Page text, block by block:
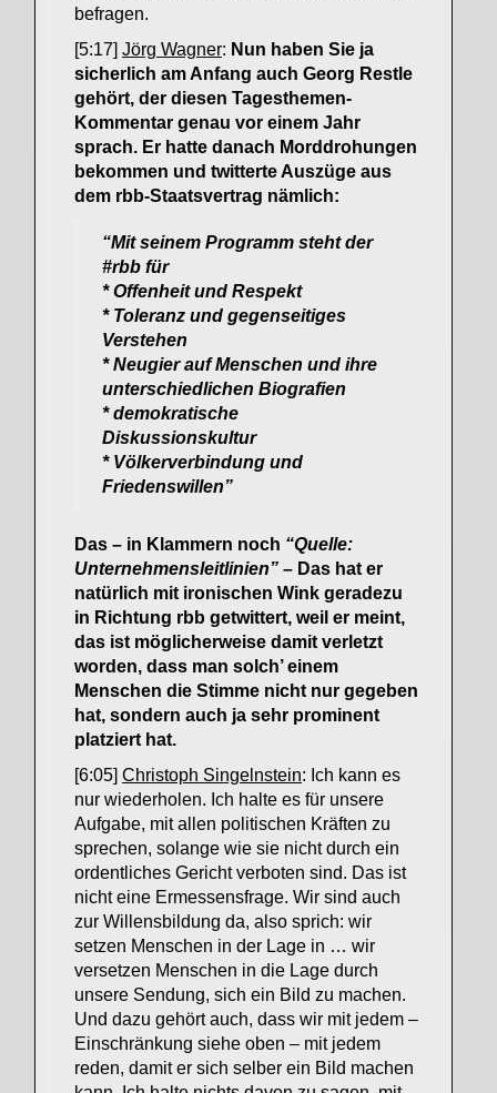
befragen.
[5:17] Jörg Wagner: Nun haben Sie ja
sicherlich am Anfang auch Georg Restle
gehört, der diesen Tagesthemen-
Kommentar genau vor einem Jahr
sprach. Er hatte danach Morddrohungen
bekommen und twitterte Auszüge aus
dem rbb-Staatsvertrag nämlich:
“Mit seinem Programm steht der
#rbb für
* Offenheit und Respekt
* Toleranz und gegenseitiges
Verstehen
* Neugier auf Menschen und ihre
unterschiedlichen Biografien
* demokratische
Diskussionskultur
* Völkerverbindung und
Friedenswillen”
Das – in Klammern noch “Quelle:
Unternehmensleitlinien” – Das hat er
natürlich mit ironischen Wink geradezu
in Richtung rbb getwittert, weil er meint,
das ist möglicherweise damit verletzt
worden, dass man solch’ einem
Menschen die Stimme nicht nur gegeben
hat, sondern auch ja sehr prominent
platziert hat.
[6:05] Christoph Singelnstein: Ich kann es
nur wiederholen. Ich halte es für unsere
Aufgabe, mit allen politischen Kräften zu
sprechen, solange wie sie nicht durch ein
ordentliches Gericht verboten sind. Das ist
nicht eine Ermessensfrage. Wir sind auch
zur Willensbildung da, also sprich: wir
setzen Menschen in der Lage in … wir
versetzen Menschen in die Lage durch
unsere Sendung, sich ein Bild zu machen.
Und dazu gehört auch, dass wir mit jedem –
Einschränkung siehe oben – mit jedem
reden, damit er sich selber ein Bild machen